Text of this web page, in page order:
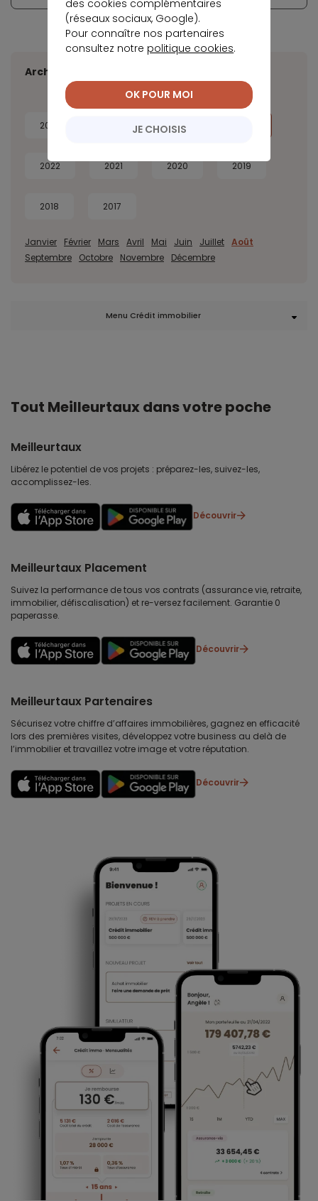
Archives
2026 2024
2022 2021 2020 2019
2018 2017
Janvier Février Mars Avril Mai Juin Juillet Août
Septembre
Octobre Novembre Décembre
Menu Crédit immobilier
Tout Meilleurtaux dans votre poche
Meilleurtaux
Libérez le potentiel de vos projets : préparez-les, suivez-les,
accomplissez-les.
Découvrir
Meilleurtaux Placement
Suivez la performance de tous vos contrats (assurance vie, retraite,
immobilier, défiscalisation) et re-versez facilement. Garantie 0
paperasse.
Découvrir
Meilleurtaux Partenaires
Sécurisez votre chiffre d’affaires immobilières, gagnez en efficacité
lors des premières visites, développez votre business au delà de
l’immobilier et travaillez votre image et votre réputation.
Découvrir
des cookies complémentaires
(réseaux sociaux, Google).
Pour connaître nos partenaires
consultez notre politique cookies.
JE CHOISIS
OK POUR MOI